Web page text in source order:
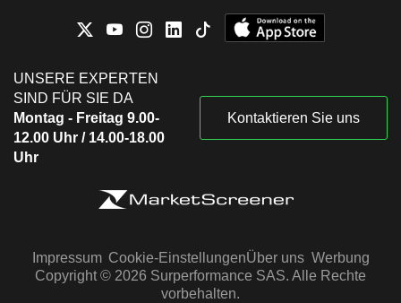
UNSERE EXPERTEN
SIND FÜR SIE DA
Montag - Freitag 9.00-
12.00 Uhr / 14.00-18.00
Uhr
Kontaktieren Sie uns
Impressum Cookie-EinstellungenÜber uns Werbung
Copyright © 2026 Surperformance SAS. Alle Rechte
vorbehalten.